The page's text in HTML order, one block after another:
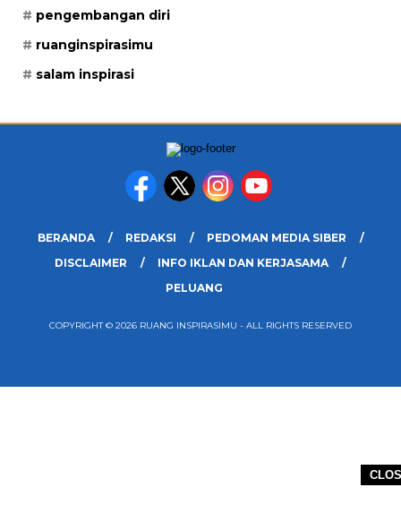
pengembangan diri
ruanginspirasimu
salam inspirasi
BERANDA REDAKSI
PEDOMAN MEDIA SIBER
DISCLAIMER
INFO IKLAN DAN KERJASAMA
PELUANG
COPYRIGHT © 2026 RUANG INSPIRASIMU - ALL RIGHTS RESERVED